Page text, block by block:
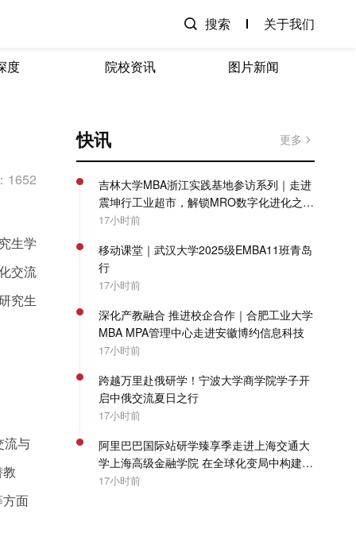
搜索 关于我们
度 院校资讯 图片新闻
1652
生学
交流
究生
流与
面
快讯 更多
吉林大学MBA浙江实践基地参访系列｜走进
震坤行工业超市，解锁MRO数字化进化之
路！
17小时前
移动课堂｜武汉大学2025级EMBA11班青岛
行
17小时前
深化产教融合 推进校企合作｜合肥工业大学
MBA MPA管理中心走进安徽博约信息科技
17小时前
跨越万里赴俄研学！宁波大学商学院学子开
启中俄交流夏日之行
17小时前
阿里巴巴国际站研学臻享季走进上海交通大
学上海高级金融学院 在全球化变局中构建企
业出海系统能力 | SAIF动态
17小时前